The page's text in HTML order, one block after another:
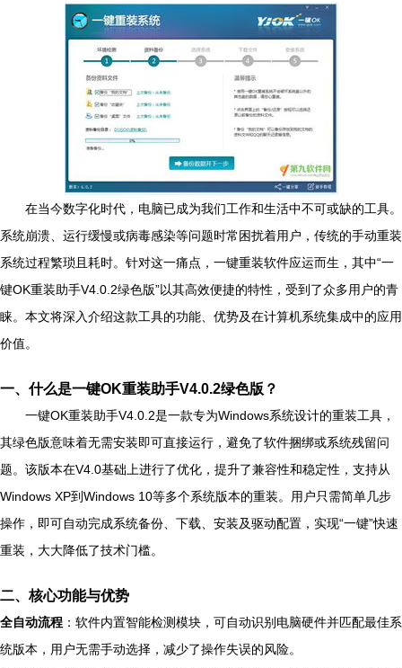
在当今数字化时代，电脑已成为我们工作和生活中不可或缺的工具。
系统崩溃、运行缓慢或病毒感染等问题时常困扰着用户，传统的手动重装
系统过程繁琐且耗时。针对这一痛点，一键重装软件应运而生，其中“一
键OK重装助手V4.0.2绿色版”以其高效便捷的特性，受到了众多用户的青
睐。本文将深入介绍这款工具的功能、优势及在计算机系统集成中的应用
价值。
一、什么是一键OK重装助手V4.0.2绿色版？
一键OK重装助手V4.0.2是一款专为Windows系统设计的重装工具，
其绿色版意味着无需安装即可直接运行，避免了软件捆绑或系统残留问
题。该版本在V4.0基础上进行了优化，提升了兼容性和稳定性，支持从
Windows XP到Windows 10等多个系统版本的重装。用户只需简单几步
操作，即可自动完成系统备份、下载、安装及驱动配置，实现“一键”快速
重装，大大降低了技术门槛。
二、核心功能与优势
全自动流程 ：软件内置智能检测模块，可自动识别电脑硬件并匹配最佳系
统版本，用户无需手动选择，减少了操作失误的风险。